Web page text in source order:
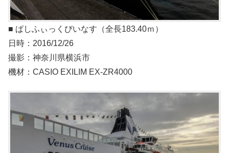
■ ぱしふぃっくびいなす（全⻑183.40ｍ）
日時：2016/12/26
撮影：神奈川県横浜市
機材：CASIO EXILIM EX-ZR4000